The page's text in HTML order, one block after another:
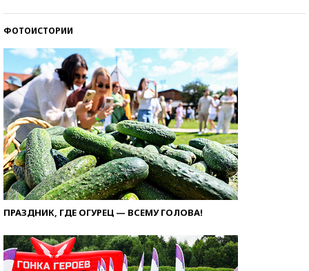
ФОТОИСТОРИИ
ПРАЗДНИК, ГДЕ ОГУРЕЦ — ВСЕМУ ГОЛОВА!